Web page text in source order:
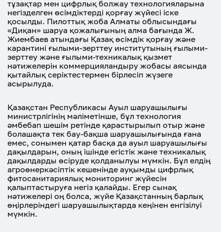
тұзақтар мен цифрлық болжау технологияларына
негізделген өсімдіктерді қорғау жүйесі іске
қосылды. Пилоттық жоба Алматы облысындағы
«Диқан» шаруа қожалығының алма бағында Ж.
Жиембаев атындағы Қазақ өсімдік қорғау және
карантині ғылыми-зерттеу институтының ғылыми-
зерттеу және ғылыми-техникалық қызмет
нәтижелерін коммерцияландыру жобасы аясында
қытайлық серіктестермен бірлесіп жүзеге
асырылуда.
Қазақстан Республикасы Ауыл шаруашылығы
министрлігінің мәліметінше, бұл технология
әмбебап шешім ретінде қарастырылып отыр және
болашақта тек бау-бақша шаруашылығында ғана
емес, сонымен қатар басқа да ауыл шаруашылығы
дақылдарын, оның ішінде егістік және техникалық
дақылдарды өсіруде қолданылуы мүмкін. Бұл елдің
агроөнеркәсіптік кешенінде ауқымды цифрлық
фитосанитариялық мониторинг жүйесін
қалыптастыруға негіз қалайды. Егер сынақ
нәтижелері оң болса, жүйе Қазақстанның барлық
өңірлеріндегі шаруашылықтарда кеңінен енгізілуі
мүмкін.